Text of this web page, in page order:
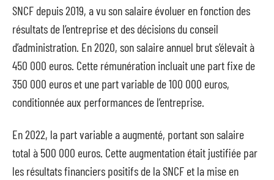
SNCF depuis 2019, a vu son salaire évoluer en fonction des
résultats de l’entreprise et des décisions du conseil
d’administration. En 2020, son salaire annuel brut s’élevait à
450 000 euros. Cette rémunération incluait une part fixe de
350 000 euros et une part variable de 100 000 euros,
conditionnée aux performances de l’entreprise.
En 2022, la part variable a augmenté, portant son salaire
total à 500 000 euros. Cette augmentation était justifiée par
les résultats financiers positifs de la SNCF et la mise en